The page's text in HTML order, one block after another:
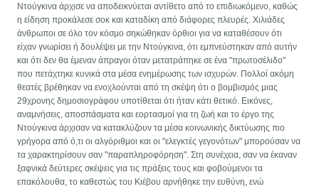
Ντούγκινα άρχισε να αποδεικνύεται αντίθετο από το επιδιωκόμενο, καθώς
η είδηση προκάλεσε σοκ και καταδίκη από διάφορες πλευρές. Χιλιάδες
άνθρωποι σε όλο τον κόσμο σηκώθηκαν όρθιοι για να καταθέσουν ότι
είχαν γνωρίσει ή δουλέψει με την Ντούγκινα, ότι εμπνεύστηκαν από αυτήν
και ότι δεν θα έμεναν άπραγοι όταν μετατράπηκε σε ένα "πρωτοσέλιδο"
που πετάχτηκε κυνικά στα μέσα ενημέρωσης των ισχυρών. Πολλοί ακόμη
θεατές βρέθηκαν να ενοχλούνται από τη σκέψη ότι ο βομβισμός μιας
29χρονης δημοσιογράφου υποτίθεται ότι ήταν κάτι θετικό. Εικόνες,
αναμνήσεις, αποσπάσματα και εορτασμοί για τη ζωή και το έργο της
Ντούγκινα άρχισαν να κατακλύζουν τα μέσα κοινωνικής δικτύωσης πιο
γρήγορα από ό,τι οι αλγόριθμοι και οι "ελεγκτές γεγονότων" μπορούσαν να
τα χαρακτηρίσουν σαν "παραπληροφόρηση". Στη συνέχεια, σαν να έκαναν
ξαφνικά δεύτερες σκέψεις για τις πράξεις τους και φοβούμενοι τα
επακόλουθα, το καθεστώς του Κιέβου αρνήθηκε την ευθύνη, ενώ